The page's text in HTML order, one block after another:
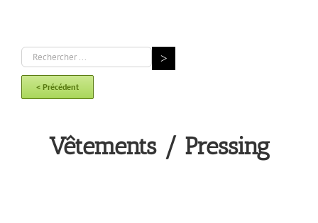
< Précédent
Vêtements / Pressing